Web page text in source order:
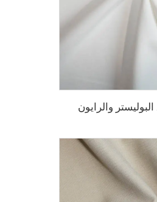
والرايون